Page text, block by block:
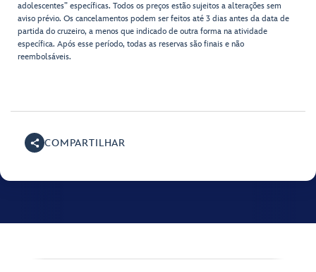
adolescentes” específicas. Todos os preços estão sujeitos a alterações sem
aviso prévio. Os cancelamentos podem ser feitos até 3 dias antes da data de
partida do cruzeiro, a menos que indicado de outra forma na atividade
específica. Após esse período, todas as reservas são finais e não
reembolsáveis.
COMPARTILHAR